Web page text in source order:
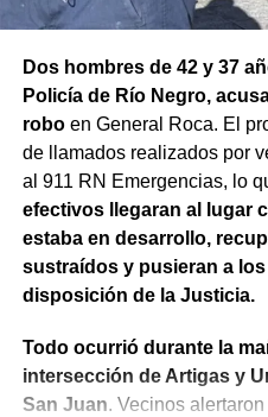
Dos hombres de 42 y 37
Policía de Río Negro,
roboen General Roca. El
de llamados realizados por
al 911 RN Emergencias, lo
efectivos llegaran al lugar
estaba en desarrollo,
sustraídos y pusieran a
disposición de la Justicia.
Todo ocurrió durante la
intersección de Artigas y
San Juan. Vecinos